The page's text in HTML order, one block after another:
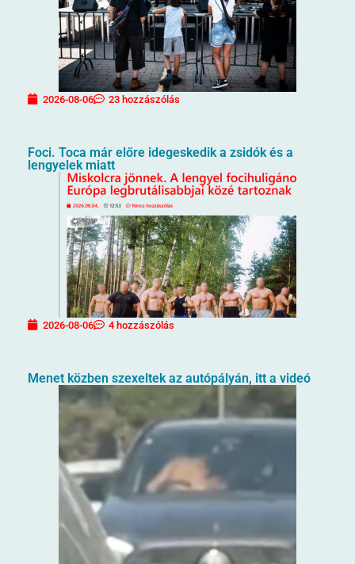
2026-08-06 23 hozzászólás
Foci. Toca már előre idegeskedik a zsidók és a
lengyelek miatt
2026-08-06 4 hozzászólás
Menet közben szexeltek az autópályán, itt a videó